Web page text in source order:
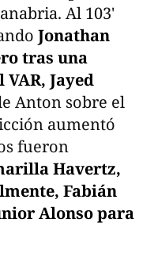
Al 103'
Jonathan
tras una
Jayed
Anton sobre el
aumentó
fueron
Havertz,
Fabián
Alonso para